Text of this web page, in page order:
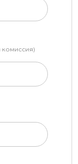
комиссия)